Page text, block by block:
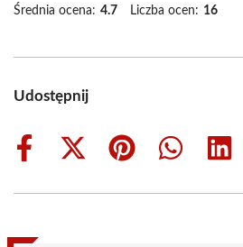
Średnia ocena: 4.7 Liczba ocen: 16
Udostępnij
Share
Share
(Twitter)
Share
Share